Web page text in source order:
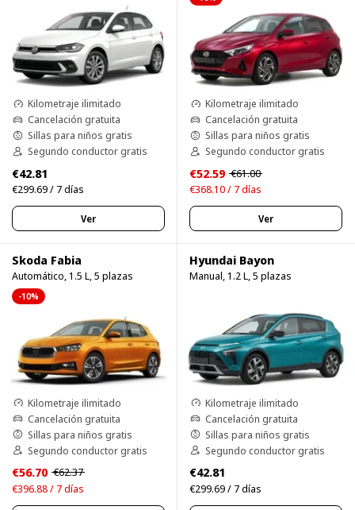
Kilometraje ilimitado
Cancelación gratuita
Sillas para niños gratis
Segundo conductor gratis
€42.81
€299.69 / 7 días
Ver
Kilometraje ilimitado
Cancelación gratuita
Sillas para niños gratis
Segundo conductor gratis
€52.59 €61.00
€368.10 / 7 días
Ver
Skoda Fabia
Automático, 1.5 L, 5 plazas
-10%
Kilometraje ilimitado
Cancelación gratuita
Sillas para niños gratis
Segundo conductor gratis
€56.70 €62.37
€396.88 / 7 días
Hyundai Bayon
Manual, 1.2 L, 5 plazas
Kilometraje ilimitado
Cancelación gratuita
Sillas para niños gratis
Segundo conductor gratis
€42.81
€299.69 / 7 días